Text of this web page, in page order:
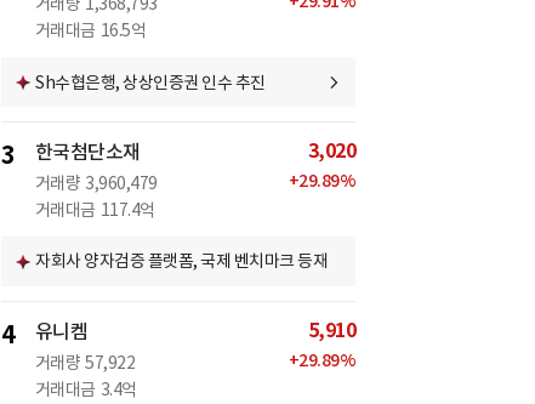
거래대금 16.5억
Sh수협은행, 상상인증권 인수 추진
3 한국첨단소재
거래량 3,960,479
거래대금 117.4억
3,020
+29.89%
자회사 양자검증 플랫폼, 국제 벤치마크 등재
4 유니켐
거래량 57,922
거래대금 3.4억
5,910
+29.89%